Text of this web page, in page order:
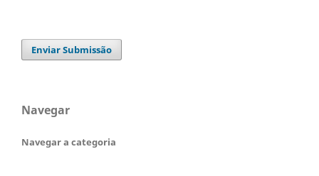
Enviar Submissão
Navegar
Navegar a categoria